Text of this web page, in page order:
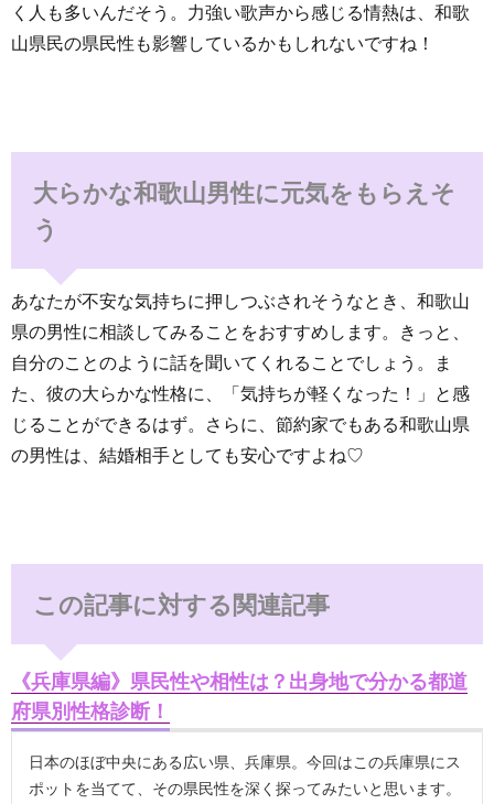
く人も多いんだそう。力強い歌声から感じる情熱は、和歌
山県民の県民性も影響しているかもしれないですね！
大らかな和歌山男性に元気をもらえそ
う
あなたが不安な気持ちに押しつぶされそうなとき、和歌山
県の男性に相談してみることをおすすめします。きっと、
自分のことのように話を聞いてくれることでしょう。ま
た、彼の大らかな性格に、「気持ちが軽くなった！」と感
じることができるはず。さらに、節約家でもある和歌山県
の男性は、結婚相手としても安心ですよね♡
この記事に対する関連記事
《兵庫県編》県民性や相性は？出身地で分かる都道
府県別性格診断！
日本のほぼ中央にある広い県、兵庫県。今回はこの兵庫県にス
ポットを当てて、その県民性を深く探ってみたいと思います。